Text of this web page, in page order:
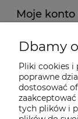
Moje konto
Regulamin
Dostawa -
Gwarancja
Dbamy
Pliki cookies
poprawne
dostosować
tych plików i